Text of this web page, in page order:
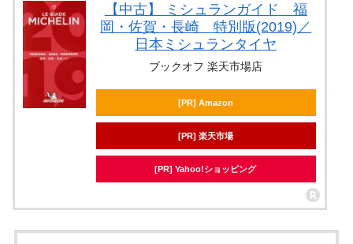
【中古】 ミシュランガイド 福
岡・佐賀・長崎 特別版(2019)／
日本ミシュランタイヤ
ブックオフ 楽天市場店
[PR] Amazon
[PR] 楽天市場
[PR] Yahoo!ショッピング